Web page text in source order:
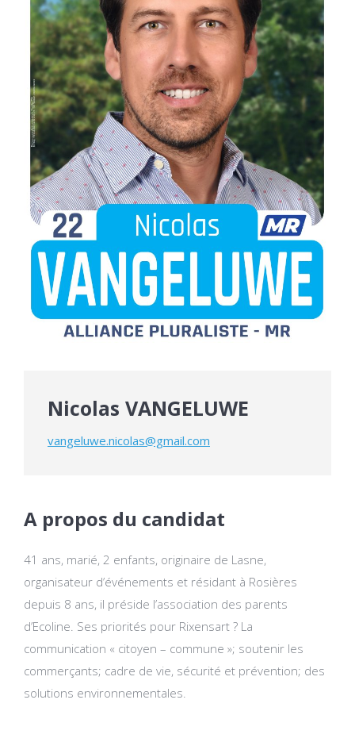
Nicolas VANGELUWE
vangeluwe.nicolas@gmail.com
A propos du candidat
41 ans, marié, 2 enfants, originaire de Lasne,
organisateur d’événements et résidant à Rosières
depuis 8 ans, il préside l’association des parents
d’Ecoline. Ses priorités pour Rixensart ? La
communication « citoyen – commune »; soutenir les
commerçants; cadre de vie, sécurité et prévention; des
solutions environnementales.